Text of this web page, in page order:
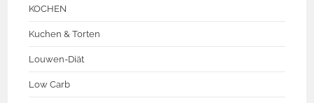
KOCHEN
Kuchen & Torten
Louwen-Diät
Low Carb